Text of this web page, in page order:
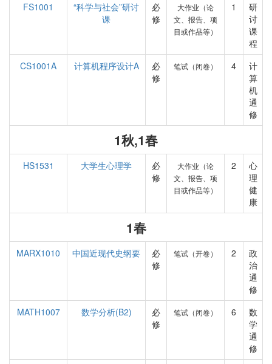
FS1001
“科学与社会”研讨
课
必
修
大作业（论
文、报告、项
目或作品等）
1
研
讨
课
程
CS1001A
计算机程序设计A
必
修
笔试（闭卷） 4
计
算
机
通
修
1秋,1春
HS1531 大学生心理学
必
修
大作业（论
文、报告、项
目或作品等）
2
心
理
健
康
1春
MARX1010 中国近现代史纲要
必
修
笔试（开卷） 2
政
治
通
修
MATH1007
数学分析(B2)
必
修
笔试（闭卷） 6
数
学
通
修